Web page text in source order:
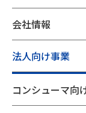
会社情報
法人向け事業
コンシューマ向